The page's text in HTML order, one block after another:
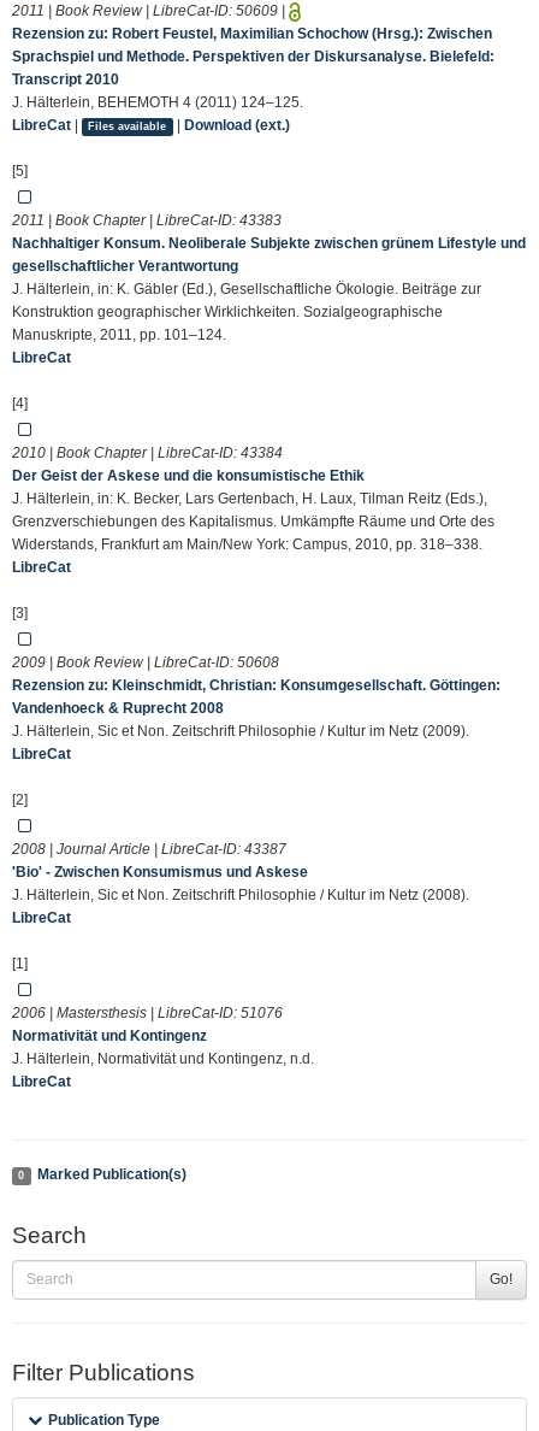
2011 | Book Review | LibreCat-ID: 50609
Rezension zu: Robert Feustel, Maximilian Schochow (Hrsg.): Zwischen
Sprachspiel und Methode. Perspektiven der Diskursanalyse. Bielefeld:
Transcript 2010
J. Hälterlein, BEHEMOTH 4 (2011) 124–125.
LibreCat
Files available | Download (ext.)
[5]
2011 | Book Chapter | LibreCat-ID: 43383
Nachhaltiger Konsum. Neoliberale Subjekte zwischen grünem Lifestyle und
gesellschaftlicher Verantwortung
J. Hälterlein, in: K. Gäbler (Ed.), Gesellschaftliche Ökologie. Beiträge zur
Konstruktion geographischer Wirklichkeiten. Sozialgeographische
Manuskripte, 2011, pp. 101–124.
LibreCat
[4]
2010 | Book Chapter | LibreCat-ID: 43384
Der Geist der Askese und die konsumistische Ethik
J. Hälterlein, in: K. Becker, Lars Gertenbach, H. Laux, Tilman Reitz (Eds.),
Grenzverschiebungen des Kapitalismus. Umkämpfte Räume und Orte des
Widerstands, Frankfurt am Main/New York: Campus, 2010, pp. 318–338.
LibreCat
[3]
2009 | Book Review | LibreCat-ID: 50608
Rezension zu: Kleinschmidt, Christian: Konsumgesellschaft. Göttingen:
Vandenhoeck & Ruprecht 2008
J. Hälterlein, Sic et Non. Zeitschrift Philosophie / Kultur im Netz (2009).
LibreCat
[2]
2008 | Journal Article | LibreCat-ID: 43387
'Bio' - Zwischen Konsumismus und Askese
J. Hälterlein, Sic et Non. Zeitschrift Philosophie / Kultur im Netz (2008).
LibreCat
[1]
2006 | Mastersthesis | LibreCat-ID: 51076
Normativität und Kontingenz
J. Hälterlein, Normativität und Kontingenz, n.d.
LibreCat
0 Marked Publication(s)
Search
Go!
Filter Publications
Publication Type